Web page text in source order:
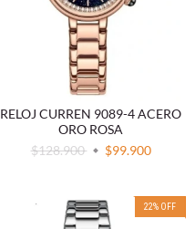
RELOJ CURREN 9089-4 ACERO
ORO ROSA
$128.900
$99.900
22% OFF